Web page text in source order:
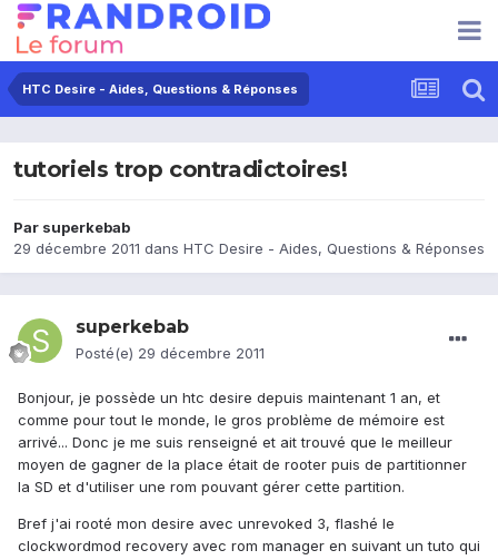
HTC Desire - Aides, Questions & Réponses
tutoriels trop contradictoires!
Par superkebab
29 décembre 2011 dans HTC Desire - Aides, Questions & Réponses
superkebab
Posté(e) 29 décembre 2011
Bonjour, je possède un htc desire depuis maintenant 1 an, et
comme pour tout le monde, le gros problème de mémoire est
arrivé... Donc je me suis renseigné et ait trouvé que le meilleur
moyen de gagner de la place était de rooter puis de partitionner
la SD et d'utiliser une rom pouvant gérer cette partition.
Bref j'ai rooté mon desire avec unrevoked 3, flashé le
clockwordmod recovery avec rom manager en suivant un tuto qui